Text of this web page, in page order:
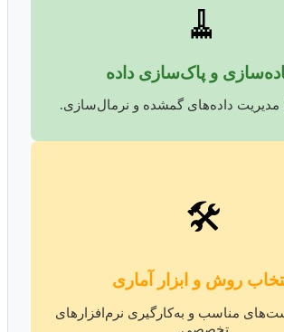
🧹
و پاک‌سازی داده
مدیریت داده‌های گمشده و نرمال‌سازی.
🛠️
روش و ابزار آماری
مناسب و به‌کارگیری نرم‌افزارهای
تخصصی.